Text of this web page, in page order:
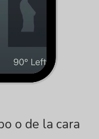
o de la cara